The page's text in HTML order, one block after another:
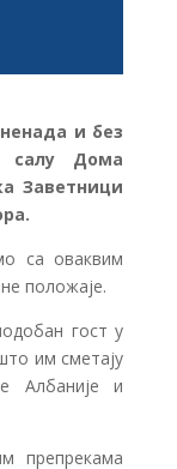
и без
салу Дома
Заветници
са оваквим
положаје.
гост у
им сметају
Албаније и
препрекама